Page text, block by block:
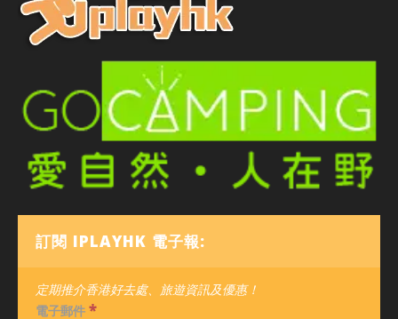
訂閱 IPLAYHK 電子報:
定期推介香港好去處、旅遊資訊及優惠！
電子郵件 *